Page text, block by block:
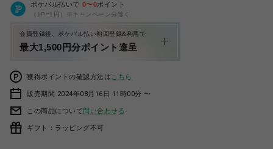
ポケパル払いで 0〜0ポイント
（1P=1円）※キャンペーン分除く
会員登録後、ポケパル払い初回登録&利用で
最大1,500円分ポイント進呈
獲得ポイントの確認方法は こちら
販売期間 2024年08月16日 11時00分 〜
この商品について問い合わせる
ギフト：ラッピング不可